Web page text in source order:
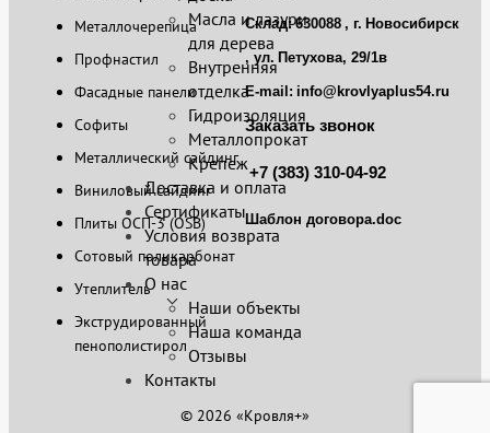
Масла и лазури
для дерева
Внутренняя
отделка
Гидроизоляция
Металлопрокат
Крепеж
Доставка и оплата
Сертификаты
Условия возврата
товара
О нас
Наши объекты
Наша команда
Отзывы
Контакты
Металлочерепица
Профнастил
Фасадные панели
Софиты
Металлический сайдинг
Виниловый сайдинг
Плиты ОСП-3 (OSB)
Сотовый поликарбонат
Утеплитель
Экструдированный
пенополистирол
Склад: 630088 , г. Новосибирск
, ул. Петухова, 29/1в
E-mail: info@krovlyaplus54.ru
Заказать звонок
+7 (383) 310-04-92
Шаблон договора.doc
© 2026 «Кровля+»